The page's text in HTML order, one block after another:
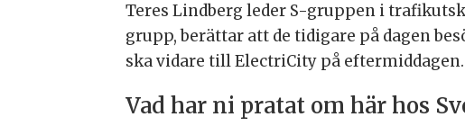
Teres Lindberg leder S-gruppen i
grupp, berättar att de tidigare på dagen
ska vidare till ElectriCity på eftermiddagen.
Vad har ni pratat om här hos